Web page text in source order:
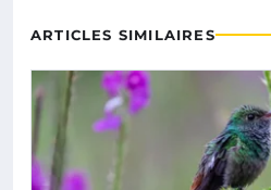
ARTICLES SIMILAIRES